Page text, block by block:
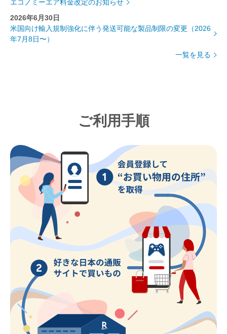
エコノミーエア料金改定のお知らせ
2026年6月30日
米国向け輸入規制強化に伴う発送可能な製品制限の変更（2026
年7月8日〜）
一覧を見る
ご利用手順